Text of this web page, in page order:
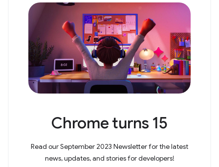
Chrome turns 15
Read our September 2023 Newsletter for the latest
news, updates, and stories for developers!